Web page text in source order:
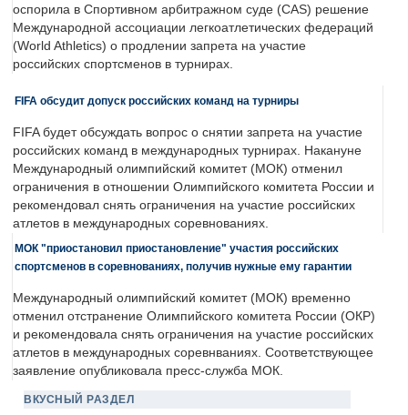
оспорила в Спортивном арбитражном суде (CAS) решение
Международной ассоциации легкоатлетических федераций
(World Athletics) о продлении запрета на участие
российских спортсменов в турнирах.
FIFA обсудит допуск российских команд на турниры
FIFA будет обсуждать вопрос о снятии запрета на участие
российских команд в международных турнирах. Накануне
Международный олимпийский комитет (МОК) отменил
ограничения в отношении Олимпийского комитета России и
рекомендовал снять ограничения на участие российских
атлетов в международных соревнованиях.
МОК "приостановил приостановление" участия российских
спортсменов в соревнованиях, получив нужные ему гарантии
Международный олимпийский комитет (МОК) временно
отменил отстранение Олимпийского комитета России (ОКР)
и рекомендовала снять ограничения на участие российских
атлетов в международных соревнваниях. Соответствующее
заявление опубликовала пресс-служба МОК.
ВКУСНЫЙ РАЗДЕЛ